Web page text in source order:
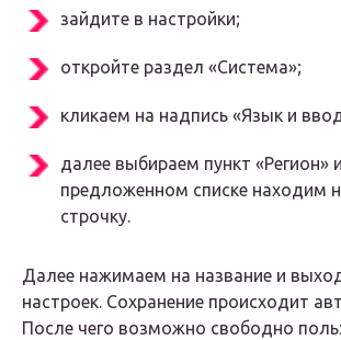
зайдите в настройки;
откройте раздел «Система»;
кликаем на надпись «Язык и
далее выбираем пункт «Регион»
предложенном списке находим
строчку.
Далее нажимаем на название и
настроек. Сохранение происходит
После чего возможно свободно